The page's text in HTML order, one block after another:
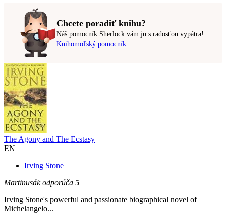
Chcete poradiť knihu?
Náš pomocník Sherlock vám ju s radosťou vypátra!
Knihomoľský pomocník
The Agony and The Ecstasy
EN
Irving Stone
Martinusák odporúča 5
Irving Stone's powerful and passionate biographical novel of
Michelangelo...